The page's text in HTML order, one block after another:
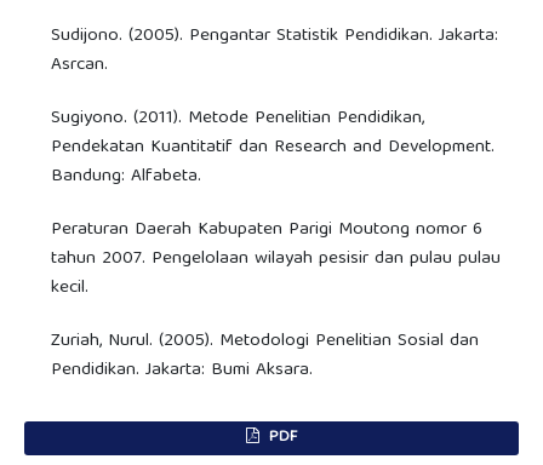
Sudijono. (2005). Pengantar Statistik Pendidikan. Jakarta:
Asrcan.
Sugiyono. (2011). Metode Penelitian Pendidikan,
Pendekatan Kuantitatif dan Research and Development.
Bandung: Alfabeta.
Peraturan Daerah Kabupaten Parigi Moutong nomor 6
tahun 2007. Pengelolaan wilayah pesisir dan pulau pulau
kecil.
Zuriah, Nurul. (2005). Metodologi Penelitian Sosial dan
Pendidikan. Jakarta: Bumi Aksara.
PDF